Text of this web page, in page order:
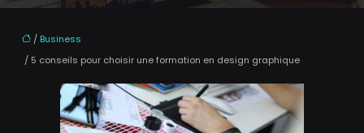
/ Business
/ 5 conseils pour choisir une formation en design graphique